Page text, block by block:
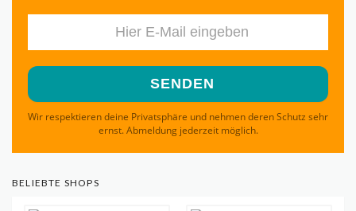
Wir respektieren deine Privatsphäre und nehmen deren Schutz sehr
ernst. Abmeldung jederzeit möglich.
BELIEBTE SHOPS